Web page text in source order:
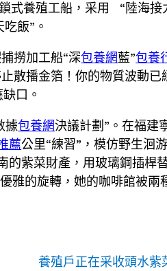
養殖工船，采用 “陸海接
飯”。
撈加工船“深包養網藍”包養
散播金箔！你的物質波動
口。
據包養網決議計劃”。在福建
薦公里“練習”，模仿野生洄
的紫菜財產，用玻璃鋼插桿
雅的旋轉，她的咖啡館被
養殖戶正在采收頭水紫